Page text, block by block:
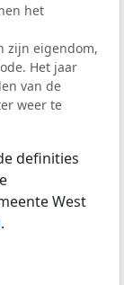
het
zijn eigendom,
Het jaar
van de
weer te
definities
West
.